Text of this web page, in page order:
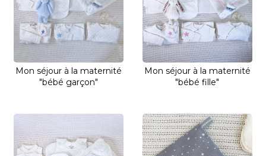
Mon séjour à la maternité
"bébé garçon"
Mon séjour à la maternité
"bébé fille"